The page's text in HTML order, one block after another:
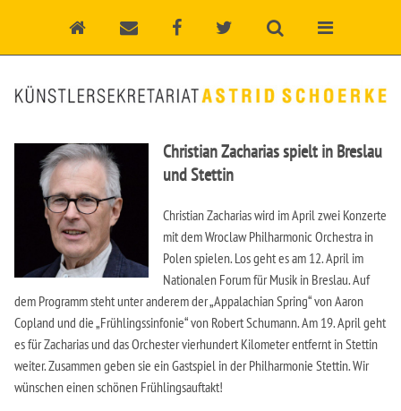
Christian Zacharias spielt in Breslau
und Stettin
Christian Zacharias wird im April zwei Konzerte
mit dem Wroclaw Philharmonic Orchestra in
Polen spielen. Los geht es am 12. April im
Nationalen Forum für Musik in Breslau. Auf
dem Programm steht unter anderem der „Appalachian Spring“ von Aaron
Copland und die „Frühlingssinfonie“ von Robert Schumann. Am 19. April geht
es für Zacharias und das Orchester vierhundert Kilometer entfernt in Stettin
weiter. Zusammen geben sie ein Gastspiel in der Philharmonie Stettin. Wir
wünschen einen schönen Frühlingsauftakt!